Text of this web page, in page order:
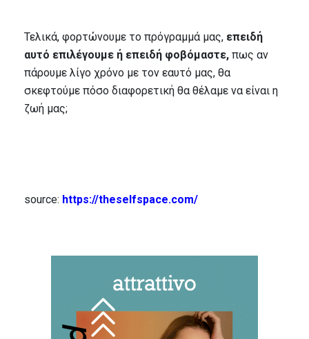
Τελικά, φορτώνουμε το πρόγραμμά μας, επειδή
αυτό επιλέγουμε ή επειδή φοβόμαστε, πως αν
πάρουμε λίγο χρόνο με τον εαυτό μας, θα
σκεφτούμε πόσο διαφορετική θα θέλαμε να είναι η
ζωή μας;
source: https://theselfspace.com/